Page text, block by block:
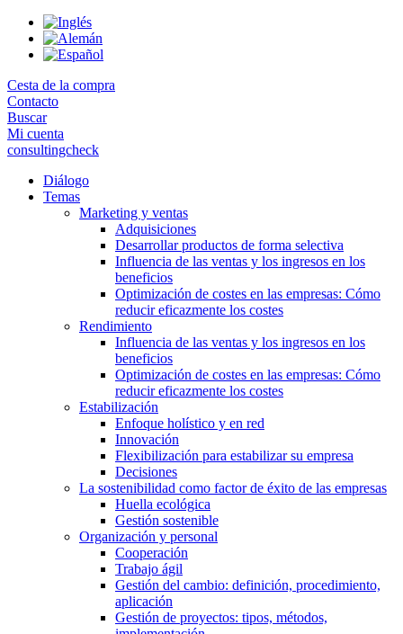
Skip
Cesta de la compra
Contacto
Buscar
Mi cuenta
consultingcheck
Diálogo
Temas
Marketing y ventas
Adquisiciones
Desarrollar productos de forma selectiva
Influencia de las ventas y los ingresos en los
beneficios
Optimización de costes en las empresas: Cómo
reducir eficazmente los costes
Rendimiento
Influencia de las ventas y los ingresos en los
beneficios
Optimización de costes en las empresas: Cómo
reducir eficazmente los costes
Estabilización
Enfoque holístico y en red
Innovación
Flexibilización para estabilizar su empresa
Decisiones
La sostenibilidad como factor de éxito de las empresas
Huella ecológica
Gestión sostenible
Organización y personal
Cooperación
Trabajo ágil
Gestión del cambio: definición, procedimiento,
aplicación
Gestión de proyectos: tipos, métodos,